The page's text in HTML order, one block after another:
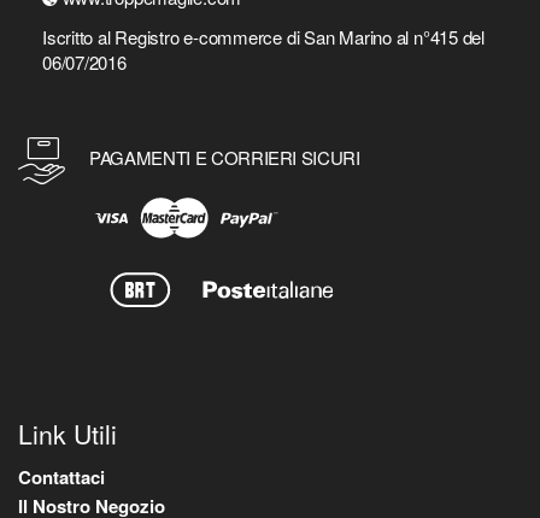
Iscritto al Registro e-commerce di San Marino al n°415 del
06/07/2016
PAGAMENTI E CORRIERI SICURI
Link Utili
Contattaci
Il Nostro Negozio